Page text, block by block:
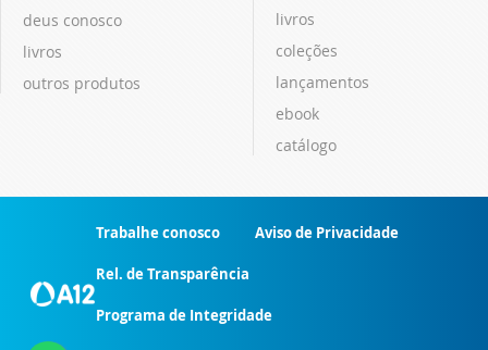
deus conosco
livros
outros produtos
livros
coleções
lançamentos
ebook
catálogo
Trabalhe conosco Aviso de Privacidade
Rel. de Transparência
Programa de Integridade